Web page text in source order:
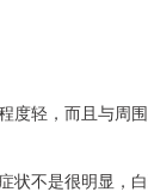
轻，而且与周围
不是很明显，白